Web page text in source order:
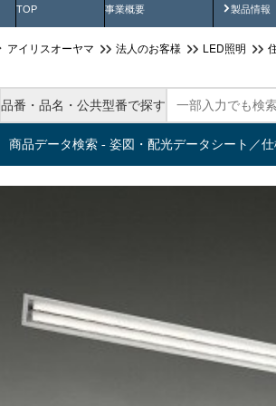
TOP 事業概要 製品情報
製品動
アイリスオーヤマ 法人のお客様 LED照明
品番・品名・公共型番で探す
商品データ検索 - 姿図・配光データシート／